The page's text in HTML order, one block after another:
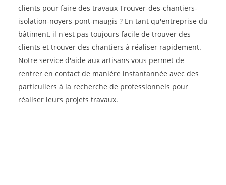
clients pour faire des travaux Trouver-des-chantiers-
isolation-noyers-pont-maugis ? En tant qu'entreprise du
bâtiment, il n'est pas toujours facile de trouver des
clients et trouver des chantiers à réaliser rapidement.
Notre service d'aide aux artisans vous permet de
rentrer en contact de manière instantannée avec des
particuliers à la recherche de professionnels pour
réaliser leurs projets travaux.